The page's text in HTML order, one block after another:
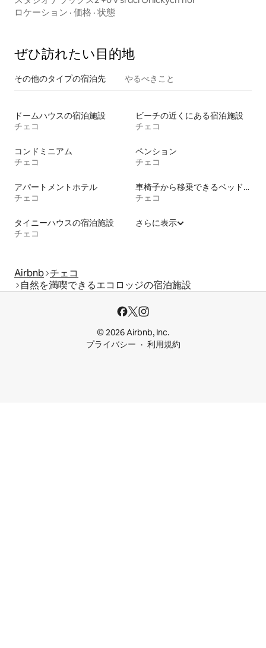
ロケーション · 価格 · 状態
ぜひ訪⁠れ⁠た⁠い目⁠的⁠地
その他のタ⁠イ⁠プ⁠の宿⁠泊⁠先 やるべきこと
ドームハウスの宿泊施設
チェコ
ビーチの近くにある宿泊施設
チェコ
コンドミニアム
チェコ
ペンション
チェコ
アパートメントホテル
チェコ
車椅子から移乗できるベッドがある宿泊施設
チェコ
タイニーハウスの宿泊施設
チェコ
さらに表示
Airbnb チェコ
自然を満喫できるエコロッジの宿泊施設
© 2026 Airbnb, Inc.
プライバシー
利用規約